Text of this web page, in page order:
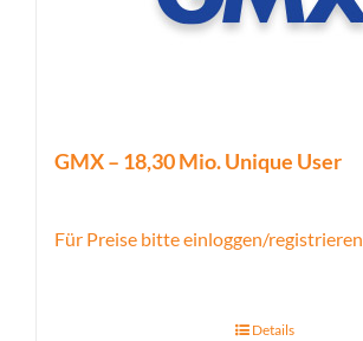
GMX – 18,30 Mio. Unique User
Für Preise bitte einloggen/registrieren
Details